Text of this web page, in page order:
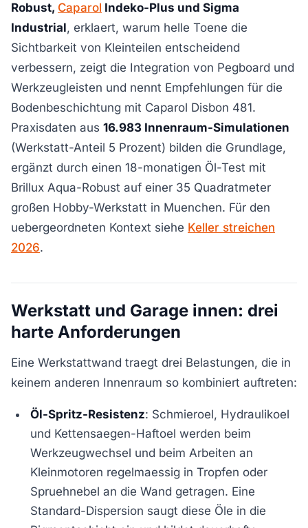
Robust, Caparol Indeko-Plus und Sigma
Industrial, erklaert, warum helle Toene die
Sichtbarkeit von Kleinteilen entscheidend
verbessern, zeigt die Integration von Pegboard und
Werkzeugleisten und nennt Empfehlungen für die
Bodenbeschichtung mit Caparol Disbon 481.
Praxisdaten aus 16.983 Innenraum-Simulationen
(Werkstatt-Anteil 5 Prozent) bilden die Grundlage,
ergänzt durch einen 18-monatigen Öl-Test mit
Brillux Aqua-Robust auf einer 35 Quadratmeter
großen Hobby-Werkstatt in Muenchen. Für den
uebergeordneten Kontext siehe Keller streichen
2026.
Werkstatt und Garage innen: drei
harte Anforderungen
Eine Werkstattwand traegt drei Belastungen, die in
keinem anderen Innenraum so kombiniert auftreten:
Öl-Spritz-Resistenz: Schmieroel, Hydraulikoel
und Kettensaegen-Haftoel werden beim
Werkzeugwechsel und beim Arbeiten an
Kleinmotoren regelmaessig in Tropfen oder
Spruehnebel an die Wand getragen. Eine
Standard-Dispersion saugt diese Öle in die